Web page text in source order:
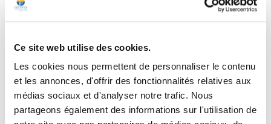
Ce site web utilise des cookies.
Les cookies nous permettent de personnaliser le contenu
et les annonces, d'offrir des fonctionnalités relatives aux
médias sociaux et d'analyser notre trafic. Nous
partageons également des informations sur l'utilisation de
Kudzu (Pueraria
montana)
-
avis
Maïtaké fort (Grifola
frondosa)
4.8 -